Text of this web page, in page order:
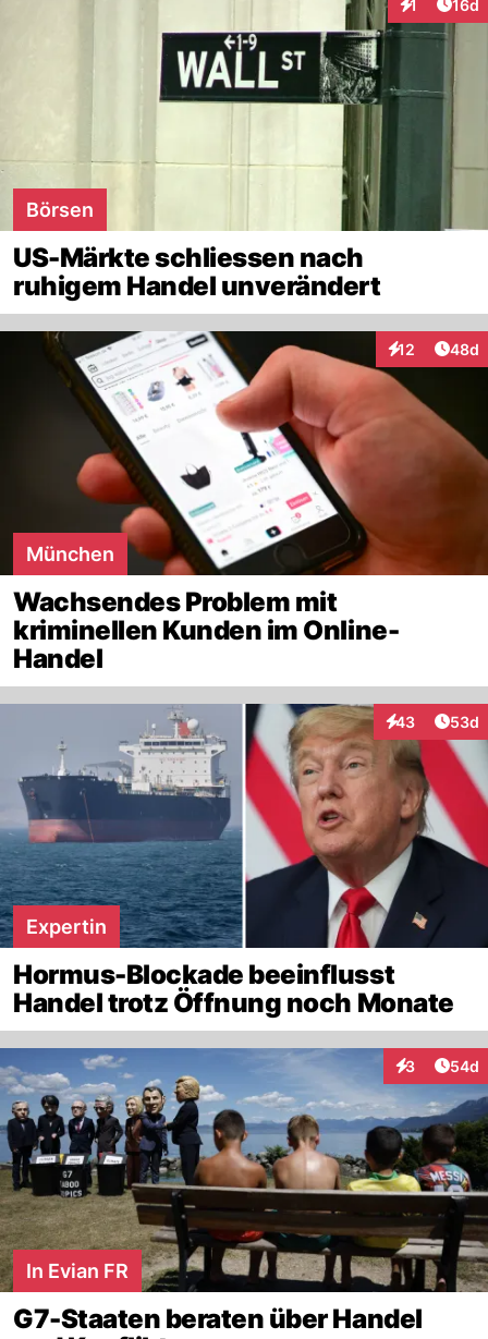
1 16d
Börsen
US-Märkte schliessen nach
ruhigem Handel unverändert
12
Interaktionen
48d
München
Wachsendes Problem mit
kriminellen Kunden im Online-
Handel
43
Interaktionen
53d
Expertin
Hormus-Blockade beeinflusst
Handel trotz Öffnung noch Monate
3
Interaktionen
54d
In Evian FR
G7-Staaten beraten über Handel